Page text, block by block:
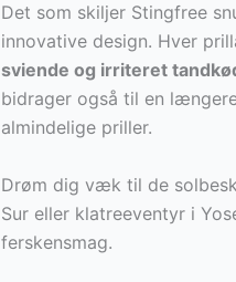
Det som skiljer Stingfree
innovative design. Hver
sviende og irriteret
bidrager også til en
almindelige priller.
Drøm dig væk til de
Sur eller klatreeventyr i
ferskensmag.